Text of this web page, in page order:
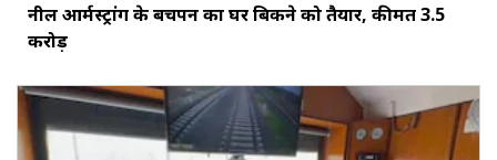
नील आर्मस्ट्रांग के बचपन का घर बिकने को तैयार, कीमत 3.5
करोड़